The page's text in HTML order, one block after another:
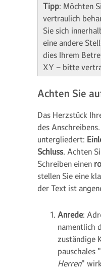
Tipp: Möchten
vertraulich
Sie sich
eine andere
dies Ihrem
XY – bitte
Achten Sie
Das Herzstück
des
untergliedert:
Schluss. Achten
Schreiben einen
stellen Sie eine
der Text ist
Anrede:
namentlich
zuständige
pauschales "
Herren"